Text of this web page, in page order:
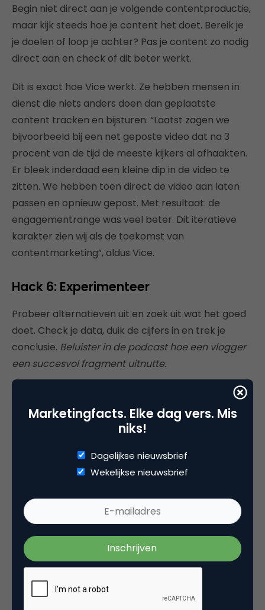
Begin niet direct aan je volgende contentproductie,
maar kijk steeds hoe je content het doet. Bereik je
je doelen of loop je achter? Pas je content zo nodig
direct aan en check of dit beter werkt.
Dit is exact hoe Vice werkt. Ze hebben mensen in
dienst die niets anders doen dan geplaatste
content tracken en bijsturen. “Laatst zagen we
bijvoorbeeld bij een net geposte video dat na 3
procent van de tijd de meeste kijkers al afhaakten.
Er bleek inderdaad een kleine dip in de video te
zitten. We hebben toen direct de video aan laten
passen en opnieuw gepost. Met resultaat: de
engagementrange was veel beter. Dit iteratieve
karakter zien wij als de toekomst van
contentmarketing”, aldus Vice.
Hack 6: Experimenteer
Probeer alternatieven uit en zoek uit wat het goed
doet. Check je data, duik de cijfers in en trek je
conclusie. Beluister in de podcast hoe een vlogger
een succesvol fragment uitnutte.
Hack 7: Behoefte van doelgroep staat
voorop
bedrijf waar je voor werkt. Zoek uit waar je
doelgroep behoefte aan heeft. Waar willen ze
bevinden ze zich? Wat wekt de interesse?
“Maak content voor je
doelgroep, niet voor het bedrijf
waar je voor werkt”
Marketingfacts. Elke dag vers. Mis
niks!
Dagelijkse nieuwsbrief
Wekelijkse nieuwsbrief